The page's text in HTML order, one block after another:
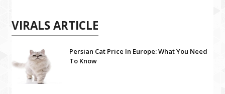
VIRALS ARTICLE
Persian Cat Price In Europe: What You Need
To Know